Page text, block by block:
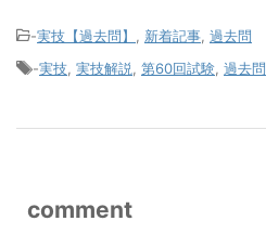
-実技【過去問】 新着記事 過去問
-実技 実技解説 第60回試験 過去問
comment